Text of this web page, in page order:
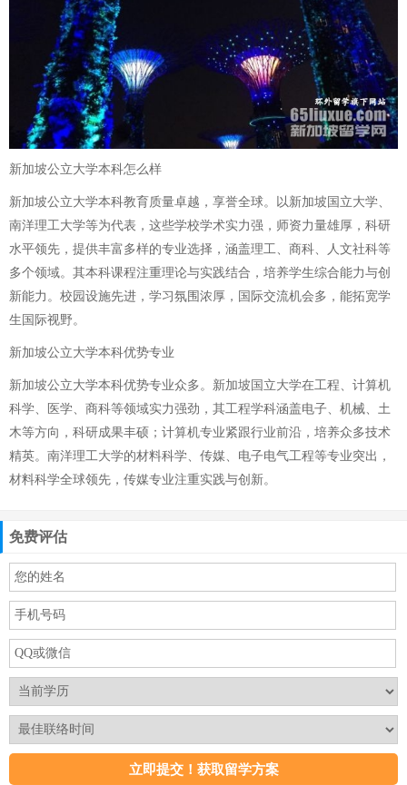
新加坡公立大学本科怎么样
新加坡公立大学本科教育质量卓越，享誉全球。以新加坡国立大学、
南洋理工大学等为代表，这些学校学术实力强，师资力量雄厚，科研
水平领先，提供丰富多样的专业选择，涵盖理工、商科、人文社科等
多个领域。其本科课程注重理论与实践结合，培养学生综合能力与创
新能力。校园设施先进，学习氛围浓厚，国际交流机会多，能拓宽学
生国际视野。
新加坡公立大学本科优势专业
新加坡公立大学本科优势专业众多。新加坡国立大学在工程、计算机
科学、医学、商科等领域实力强劲，其工程学科涵盖电子、机械、土
木等方向，科研成果丰硕；计算机专业紧跟行业前沿，培养众多技术
精英。南洋理工大学的材料科学、传媒、电子电气工程等专业突出，
材料科学全球领先，传媒专业注重实践与创新。
免费评估